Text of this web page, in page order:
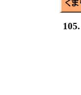
105.